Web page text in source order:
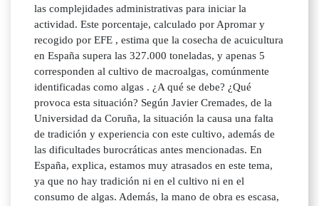
las complejidades administrativas para iniciar la
actividad. Este porcentaje, calculado por Apromar y
recogido por EFE , estima que la cosecha de acuicultura
en España supera las 327.000 toneladas, y apenas 5
corresponden al cultivo de macroalgas, comúnmente
identificadas como algas . ¿A qué se debe? ¿Qué
provoca esta situación? Según Javier Cremades, de la
Universidad da Coruña, la situación la causa una falta
de tradición y experiencia con este cultivo, además de
las dificultades burocráticas antes mencionadas. En
España, explica, estamos muy atrasados en este tema,
ya que no hay tradición ni en el cultivo ni en el
consumo de algas. Además, la mano de obra es escasa,